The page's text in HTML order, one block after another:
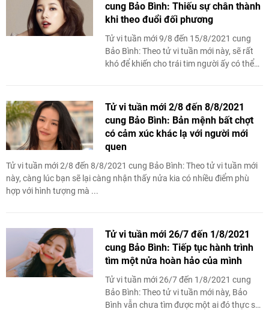
cung Bảo Bình: Thiếu sự chân thành
khi theo đuổi đối phương
Tử vi tuần mới 9/8 đến 15/8/2021 cung
Bảo Bình: Theo tử vi tuần mới này, sẽ rất
khó để khiến cho trái tim người ấy có thể
Tử vi tuần mới 2/8 đến 8/8/2021
cung Bảo Bình: Bản mệnh bất chợt
có cảm xúc khác lạ với người mới
quen
Tử vi tuần mới 2/8 đến 8/8/2021 cung Bảo Bình: Theo tử vi tuần mới
này, càng lúc bạn sẽ lại càng nhận thấy nửa kia có nhiều điểm phù
hợp với hình tượng mà ...
Tử vi tuần mới 26/7 đến 1/8/2021
cung Bảo Bình: Tiếp tục hành trình
tìm một nửa hoàn hảo của mình
Tử vi tuần mới 26/7 đến 1/8/2021 cung
Bảo Bình: Theo tử vi tuần mới này, Bảo
Bình vẫn chưa tìm được một ai đó thực sự